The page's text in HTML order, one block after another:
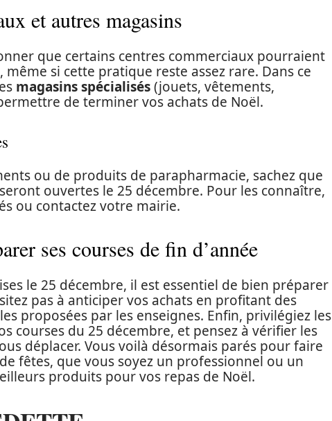
et autres magasins
que certains centres commerciaux pourraient
même si cette pratique reste assez rare. Dans ce
magasins spécialisés(jouets, vêtements,
de terminer vos achats de Noël.
ou de produits de parapharmacie, sachez que
ouvertes le 25 décembre. Pour les connaître,
ou contactez votre mairie.
ses courses de fin d’année
le 25 décembre, il est essentiel de bien préparer
pas à anticiper vos achats en profitant des
proposées par les enseignes. Enfin, privilégiez les
courses du 25 décembre, et pensez à vérifier les
déplacer. Vous voilà désormais parés pour faire
fêtes, que vous soyez un professionnel ou un
produits pour vos repas de Noël.